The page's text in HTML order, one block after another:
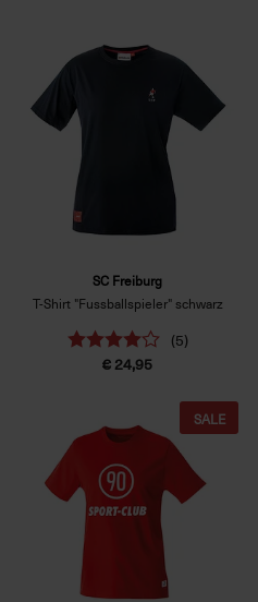
SC Freiburg
T-Shirt "Fussballspieler" schwarz
(5)
€ 24,95
SALE